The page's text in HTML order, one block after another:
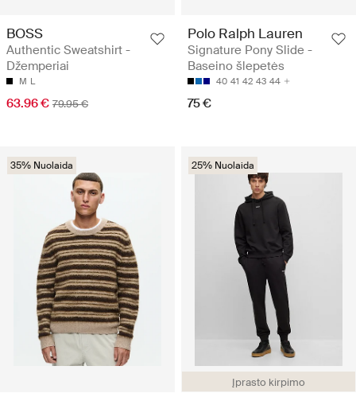
BOSS
Authentic Sweatshirt -
Džemperiai
M L
63.96 € 79.95 €
Polo Ralph Lauren
Signature Pony Slide -
Baseino šlepetės
40 41 42 43 44
75 €
35% Nuolaida
Įprasto kirpimo
25% Nuolaida